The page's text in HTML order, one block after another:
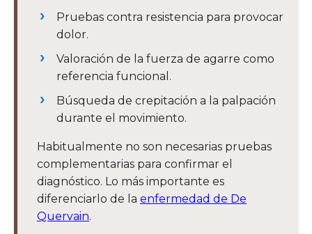
Pruebas contra resistencia para provocar
dolor.
Valoración de la fuerza de agarre como
referencia funcional.
Búsqueda de crepitación a la palpación
durante el movimiento.
Habitualmente no son necesarias pruebas
complementarias para confirmar el
diagnóstico. Lo más importante es
diferenciarlo de la enfermedad de De
Quervain.